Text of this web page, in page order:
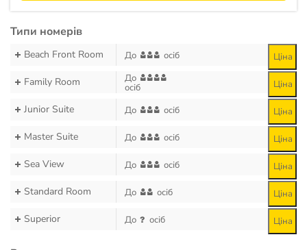
Типи номерів
Beach Front Room До осіб Ціна
Family Room До
осіб Ціна
Junior Suite До осіб Ціна
Master Suite До осіб Ціна
Sea View До осіб Ціна
Standard Room До осіб Ціна
Superior До осіб Ціна